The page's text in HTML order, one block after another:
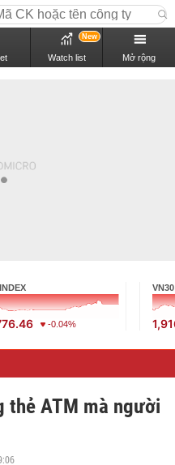
Watch list
New
Mở rộng
-0.04%
VN30
thẻ ATM mà người